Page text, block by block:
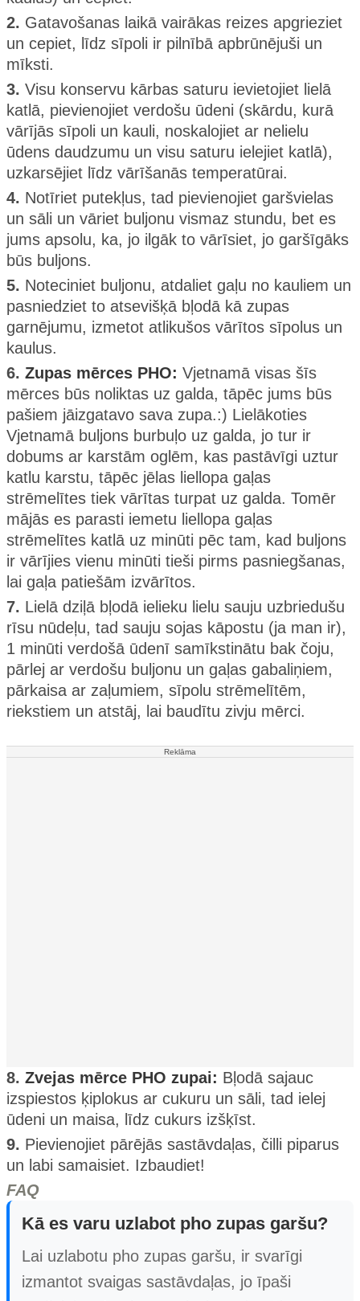
2. Gatavošanas laikā vairākas reizes apgrieziet
un cepiet, līdz sīpoli ir pilnībā apbrūnējuši un
mīksti.
3. Visu konservu kārbas saturu ievietojiet lielā
katlā, pievienojiet verdošu ūdeni (skārdu, kurā
vārījās sīpoli un kauli, noskalojiet ar nelielu
ūdens daudzumu un visu saturu ielejiet katlā),
uzkarsējiet līdz vārīšanās temperatūrai.
4. Notīriet putekļus, tad pievienojiet garšvielas
un sāli un vāriet buljonu vismaz stundu, bet es
jums apsolu, ka, jo ilgāk to vārīsiet, jo garšīgāks
būs buljons.
5. Noteciniet buljonu, atdaliet gaļu no kauliem un
pasniedziet to atsevišķā bļodā kā zupas
garnējumu, izmetot atlikušos vārītos sīpolus un
kaulus.
6. Zupas mērces PHO: Vjetnamā visas šīs
mērces būs noliktas uz galda, tāpēc jums būs
pašiem jāizgatavo sava zupa.:) Lielākoties
Vjetnamā buljons burbuļo uz galda, jo tur ir
dobums ar karstām oglēm, kas pastāvīgi uztur
katlu karstu, tāpēc jēlas liellopa gaļas
strēmelītes tiek vārītas turpat uz galda. Tomēr
mājās es parasti iemetu liellopa gaļas
strēmelītes katlā uz minūti pēc tam, kad buljons
ir vārījies vienu minūti tieši pirms pasniegšanas,
lai gaļa patiešām izvārītos.
7. Lielā dziļā bļodā ielieku lielu sauju uzbriedušu
rīsu nūdeļu, tad sauju sojas kāpostu (ja man ir),
1 minūti verdošā ūdenī samīkstinātu bak čoju,
pārlej ar verdošu buljonu un gaļas gabaliņiem,
pārkaisa ar zaļumiem, sīpolu strēmelītēm,
riekstiem un atstāj, lai baudītu zivju mērci.
Reklāma
8. Zvejas mērce PHO zupai: Bļodā sajauc
izspiestos ķiplokus ar cukuru un sāli, tad ielej
ūdeni un maisa, līdz cukurs izšķīst.
9. Pievienojiet pārējās sastāvdaļas, čilli piparus
un labi samaisiet. Izbaudiet!
FAQ
Kā es varu uzlabot pho zupas garšu?
Lai uzlabotu pho zupas garšu, ir svarīgi
izmantot svaigas sastāvdaļas, jo īpaši